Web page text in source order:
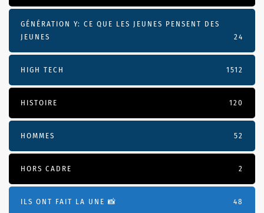
GÉNÉRATION Y: CE QUE LES JEUNES PENSENT DES
JEUNES
24
HIGH TECH 1512
HISTOIRE 120
HOMMES 52
HORS CADRE 2
ILS ONT FAIT LA UNE 📸 48